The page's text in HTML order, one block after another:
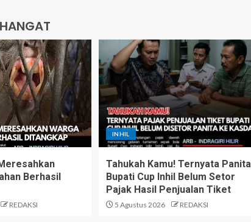
Berhasil
REDAKSI
INHIL
Tahukah Kamu! Ternyata Panita
Bupati Cup Inhil Belum Setor
Pajak Hasil Penjualan Tiket
5 Agustus 2026 REDAKSI